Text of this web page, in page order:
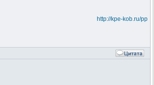
http://kpe-kob.ru/pp